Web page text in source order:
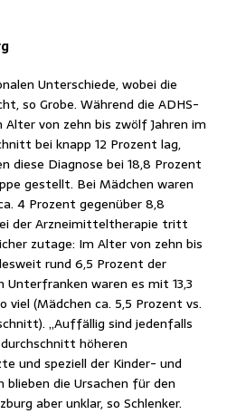
Unterschiede, wobei die
so Grobe. Während die ADHS-
von zehn bis zwölf Jahren im
bei knapp 12 Prozent lag,
diese Diagnose bei 18,8 Prozent
gestellt. Bei Mädchen waren
4 Prozent gegenüber 8,8
der Arzneimitteltherapie tritt
zutage: Im Alter von zehn bis
rund 6,5 Prozent der
Unterfranken waren es mit 13,3
viel (Mädchen ca. 5,5 Prozent vs.
„Auffällig sind jedenfalls
höheren
und speziell der Kinder- und
blieben die Ursachen für den
aber unklar, so Schlenker.